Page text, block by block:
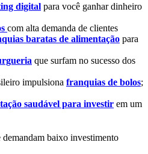
digital para você ganhar dinheiro
com alta demanda de clientes
baratas de alimentação para
que surfam no sucesso dos
impulsiona franquias de bolos;
saudável para investir em um
baixo investimento